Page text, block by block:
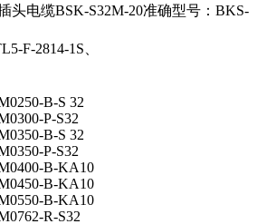
头电缆BSK-S32M-20准确型号：BKS-
F-2814-1S、
B-S 32
P-S32
B-S 32
P-S32
B-KA10
B-KA10
B-KA10
R-S32